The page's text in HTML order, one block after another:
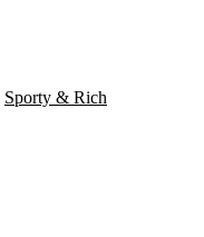
Sporty & Rich